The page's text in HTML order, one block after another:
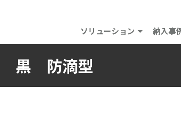
ソリューション
納入事
黒 防滴型